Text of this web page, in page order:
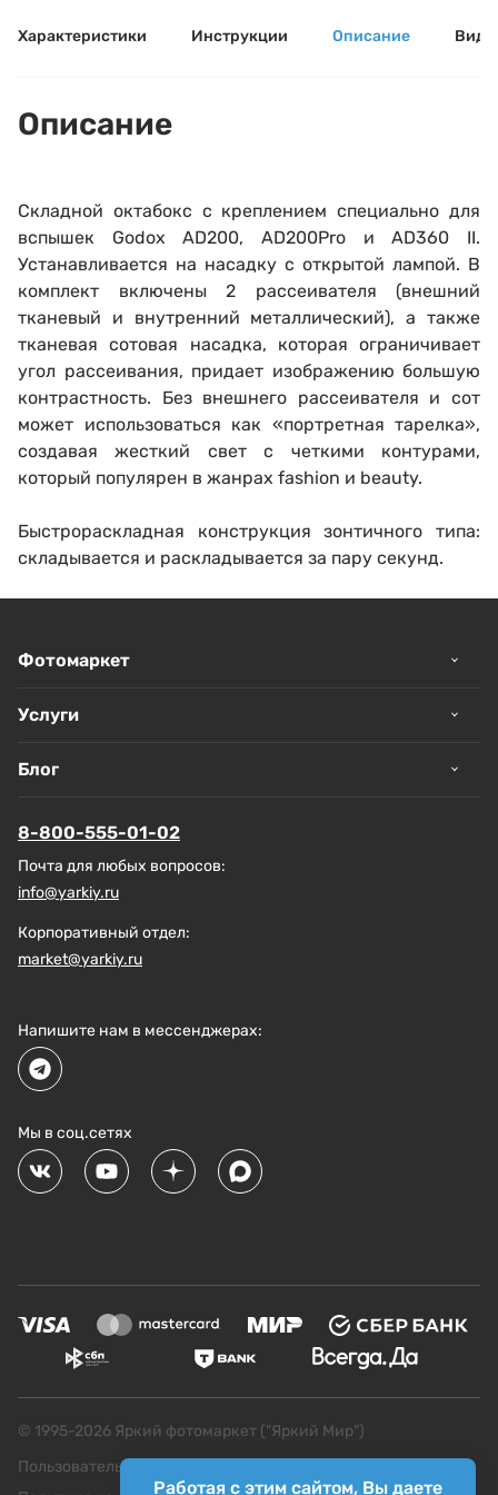
Характеристики Инструкции Описание
Описание
Складной октабокс с креплением специально для
вспышек Godox AD200, AD200Pro и AD360 II.
Устанавливается на насадку с открытой лампой. В
комплект включены 2 рассеивателя (внешний
тканевый и внутренний металлический), а также
тканевая сотовая насадка, которая ограничивает
угол рассеивания, придает изображению большую
контрастность. Без внешнего рассеивателя и сот
может использоваться как «портретная тарелка»,
создавая жесткий свет с четкими контурами,
который популярен в жанрах fashion и beauty.
Быстрораскладная конструкция зонтичного типа:
складывается и раскладывается за пару секунд.
Работая с этим сайтом, Вы даете
Фотомаркет
Услуги
Блог
8-800-555-01-02
Почта для любых вопросов:
info@yarkiy.ru
Корпоративный отдел:
market@yarkiy.ru
Напишите нам в мессенджерах:
Мы в соц.сетях
© 1995-2026 Яркий фотомаркет ("Яркий Мир")
Пользовательское соглашение